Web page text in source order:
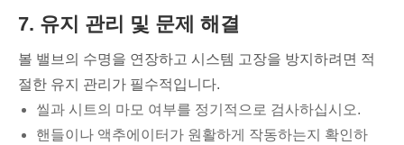
7. 유지 관리 및 문제 해결
볼 밸브의 수명을 연장하고 시스템 고장을 방지하려면 적
절한 유지 관리가 필수적입니다.
씰과 시트의 마모 여부를 정기적으로 검사하십시오.
핸들이나 액추에이터가 원활하게 작동하는지 확인하